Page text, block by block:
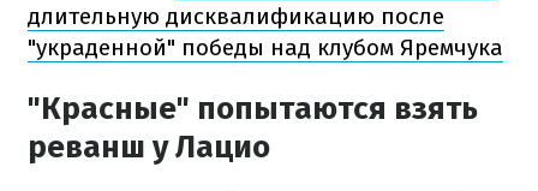
длительную дисквалификацию после
"украденной" победы над клубом Яремчука
"Красные" попытаются взять
реванш у Лацио